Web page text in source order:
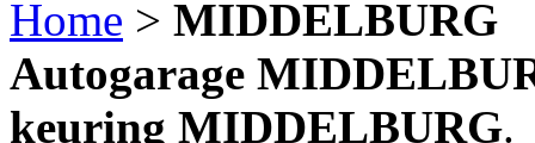
Home > MIDDELBURG
Autogarage
keuring MIDDELBURG.